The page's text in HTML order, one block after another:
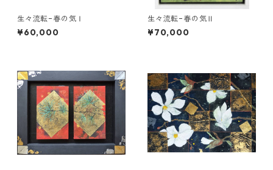
生々流転−春の気Ⅰ
¥60,000
生々流転−春の気Ⅱ
¥70,000